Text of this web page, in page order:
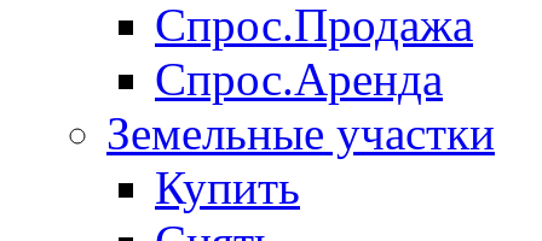
Спрос.Продажа
Спрос.Аренда
Земельные участки
Купить